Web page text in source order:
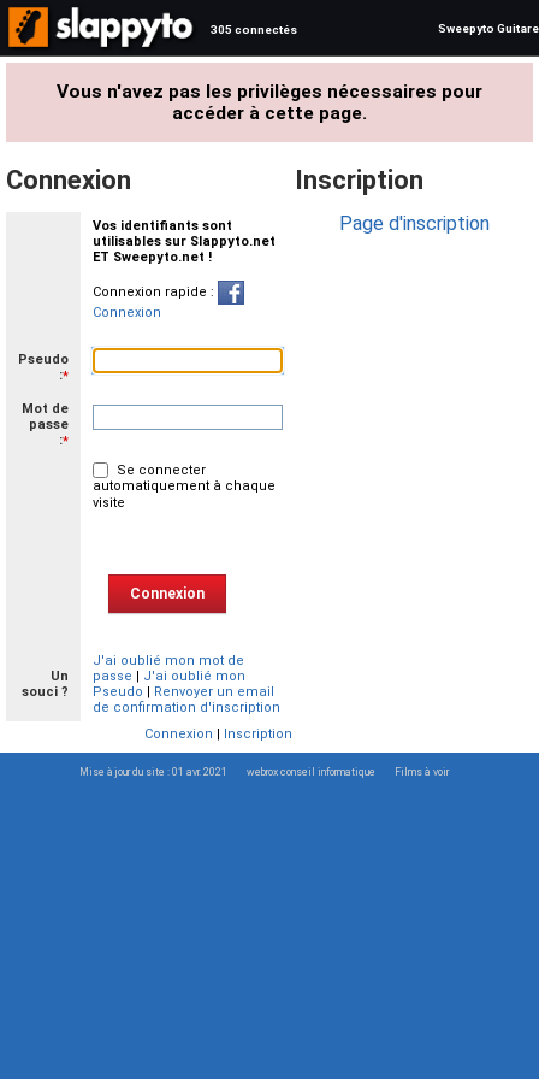
305 connectés Sweepyto Guitare
Vous n'avez pas les privilèges nécessaires pour
accéder à cette page.
Connexion
Vos identifiants sont
utilisables sur Slappyto.net
ET Sweepyto.net !
Connexion rapide :
Connexion
Pseudo
:*
Mot de
passe
:*
Se connecter
automatiquement à chaque
visite
Un
souci ?
J'ai oublié mon mot de
passe | J'ai oublié mon
Pseudo | Renvoyer un email
de confirmation d'inscription
Connexion | Inscription
Inscription
Page d'inscription
Mise à jour du site : 01 avr. 2021 webrox conseil informatique Films à voir